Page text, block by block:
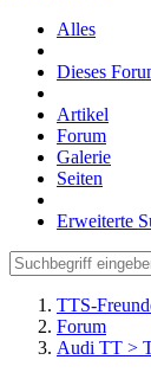
Alles
Dieses
Artikel
Forum
Galerie
Seiten
Erweiterte
TTS-
Forum
Audi TT >